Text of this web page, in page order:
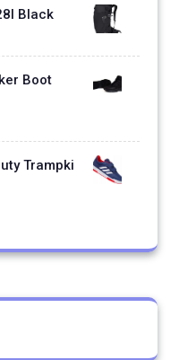
Black
Boot
Trampki